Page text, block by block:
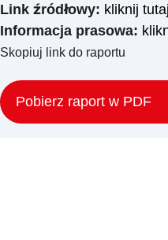
Link źródłowy: kliknij tutaj
Informacja prasowa:
Skopiuj link do raportu
Pobierz raport w PDF